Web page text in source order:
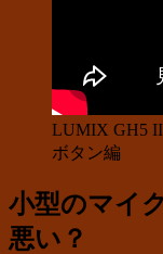
LUMIX GH5
ボタン編
小型のマイ
悪い？